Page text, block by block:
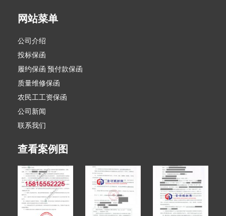
网站菜单
公司介绍
投标保函
履约保函 预付款保函
质量维修保函
农民工工资保函
公司新闻
联系我们
查看案例图